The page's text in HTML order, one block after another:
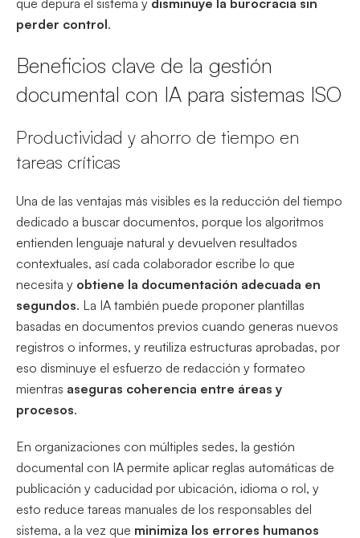
perder control.
Beneficios clave de la gestión
documental con IA para sistemas ISO
Productividad y ahorro de tiempo en
tareas críticas
Una de las ventajas más visibles es la reducción del tiempo
dedicado a buscar documentos, porque los algoritmos
entienden lenguaje natural y devuelven resultados
contextuales, así cada colaborador escribe lo que
necesita y obtiene la documentación adecuada en
segundos. La IA también puede proponer plantillas
basadas en documentos previos cuando generas nuevos
registros o informes, y reutiliza estructuras aprobadas, por
eso disminuye el esfuerzo de redacción y formateo
mientras aseguras coherencia entre áreas y
procesos.
En organizaciones con múltiples sedes, la gestión
documental con IA permite aplicar reglas automáticas de
publicación y caducidad por ubicación, idioma o rol, y
esto reduce tareas manuales de los responsables del
sistema, a la vez que minimiza los errores humanos